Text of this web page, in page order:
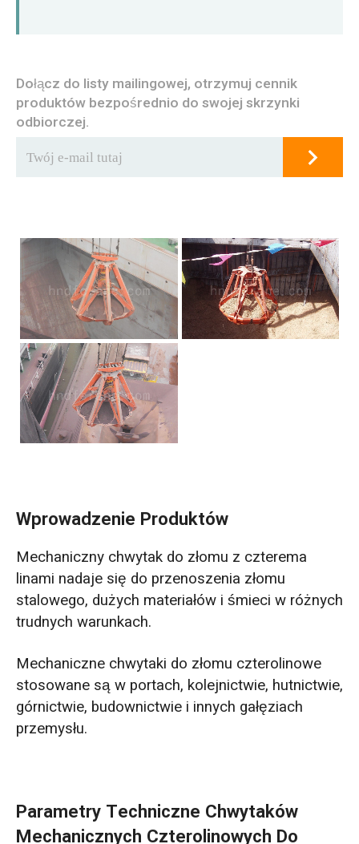
Dołącz do listy mailingowej, otrzymuj cennik
produktów bezpośrednio do swojej skrzynki
odbiorczej.
Wprowadzenie Produktów
Mechaniczny chwytak do złomu z czterema
linami nadaje się do przenoszenia złomu
stalowego, dużych materiałów i śmieci w różnych
trudnych warunkach.
Mechaniczne chwytaki do złomu czterolinowe
stosowane są w portach, kolejnictwie, hutnictwie,
górnictwie, budownictwie i innych gałęziach
przemysłu.
Parametry Techniczne Chwytaków
Mechanicznych Czterolinowych Do